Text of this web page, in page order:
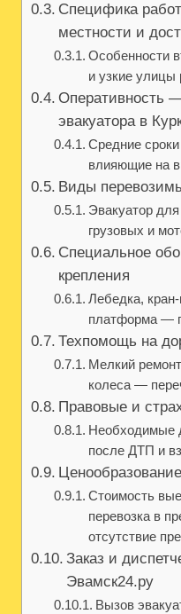
Специфика
местности и
Особенности
и узкие улицы
Оперативность
эвакуатора в
Средние
влияющие на
Виды
Эвакуатор
грузовых и
Специальное
крепления
Лебедка,
платформа —
Техпомощь на
Мелкий
колеса —
Правовые и
Необходимые
после ДТП и
Стоимость
перевозка в
отсутствие
Заказ и
Эвамск24.ру
Вызов